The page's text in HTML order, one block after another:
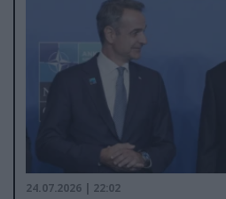
24.07.2026 | 22:02